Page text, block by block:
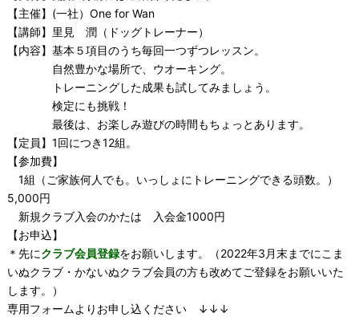
【主催】(一社）One for Wan
【講師】里見 潤（ドッグトレーナー）
【内容】基本５項目のうち毎回一つずつレッスン。
自然豊かな場所で、ウオーキング。
トレーニングした成果も試してみましょう。
検定にも挑戦！
最後は、お楽しみ遊びの時間もちょっとあります。
【定員】1回につき12組。
【参加費】
1組（ご家族何人でも。いっしょにトレーニングできる頭数。）
5,000円
新規クラブ入会のかたは 入会金1000円
【お申込】
＊先にクラブ会員登録をお願いします。（2022年3月末までにこま
いぬクラブ・かないぬクラブ会員の方も改めてご登録をお願いいた
します。）
専用フォームよりお申し込ください ↓↓↓